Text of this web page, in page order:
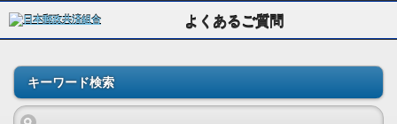
よくあるご質問
キーワード検索